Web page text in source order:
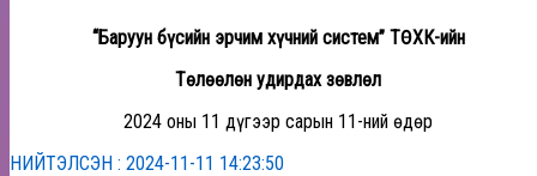
“Баруун бүсийн эрчим хүчний систем” ТӨХК-ийн
Төлөөлөн удирдах зөвлөл
2024 оны 11 дүгээр сарын 11-ний өдөр
НИЙТЭЛСЭН : 2024-11-11 14:23:50